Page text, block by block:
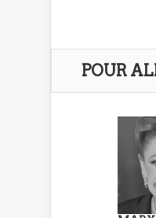
POUR